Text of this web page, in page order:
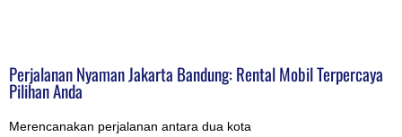
Perjalanan Nyaman Jakarta Bandung: Rental Mobil Terpercaya
Pilihan Anda
Merencanakan perjalanan antara dua kota